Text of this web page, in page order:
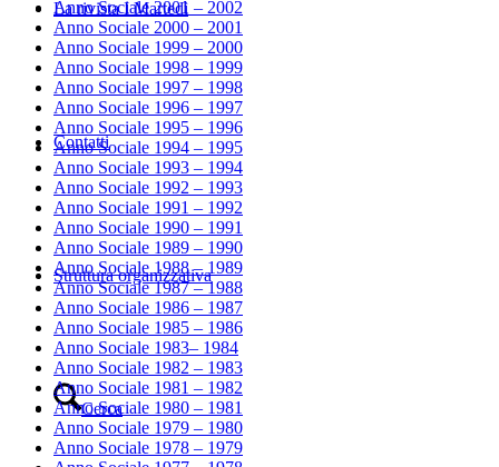
La rivista I Martedì
Contatti
Struttura organizzativa
Cerca
Anno Sociale 2001 – 2002
Anno Sociale 2000 – 2001
Anno Sociale 1999 – 2000
Anno Sociale 1998 – 1999
Anno Sociale 1997 – 1998
Anno Sociale 1996 – 1997
Anno Sociale 1995 – 1996
Anno Sociale 1994 – 1995
Anno Sociale 1993 – 1994
Anno Sociale 1992 – 1993
Anno Sociale 1991 – 1992
Anno Sociale 1990 – 1991
Anno Sociale 1989 – 1990
Anno Sociale 1988 – 1989
Anno Sociale 1987 – 1988
Anno Sociale 1986 – 1987
Anno Sociale 1985 – 1986
Anno Sociale 1983– 1984
Anno Sociale 1982 – 1983
Anno Sociale 1981 – 1982
Anno Sociale 1980 – 1981
Anno Sociale 1979 – 1980
Anno Sociale 1978 – 1979